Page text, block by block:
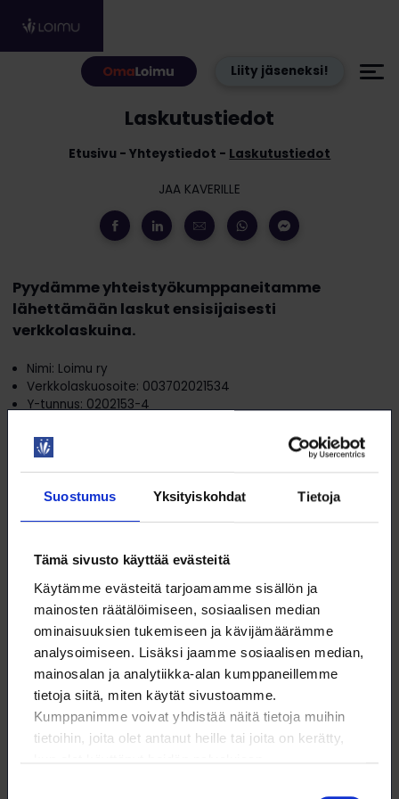
Suostumus Yksityiskohdat Tietoja
Tämä sivusto käyttää evästeitä
Käytämme evästeitä tarjoamamme sisällön ja
mainosten räätälöimiseen, sosiaalisen median
ominaisuuksien tukemiseen ja kävijämäärämme
analysoimiseen. Lisäksi jaamme sosiaalisen median,
mainosalan ja analytiikka-alan kumppaneillemme
tietoja siitä, miten käytät sivustoamme.
Kumppanimme voivat yhdistää näitä tietoja muihin
tietoihin, joita olet antanut heille tai joita on kerätty,
Liity jäseneksi!
Etusivu Yhteystiedot Laskutustiedot
Laskutustiedot
JAA KAVERILLE
Pyydämme yhteistyökumppaneitamme
lähettämään laskut ensisijaisesti
verkkolaskuina.
Nimi: Loimu ry
Verkkolaskuosoite: 003702021534
Y-tunnus: 0202153-4
Operaattorin välittäjäntunnus: 003721291126
Välittäjätunnus pankkiverkosta lähetettäessä: DABAFIHH
Lisätietoa verkkolaskutuksesta:
www.tieke.fiverkkolaskutustietoa ja
Muut laskutustavat
Paperilaskut
Laskutus sähköpostilla